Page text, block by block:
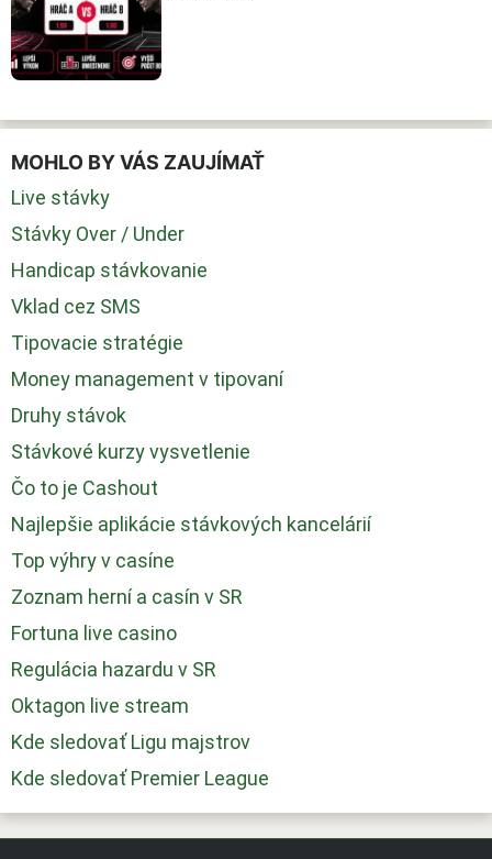
MOHLO BY VÁS ZAUJÍMAŤ
Live stávky
Stávky Over / Under
Handicap stávkovanie
Vklad cez SMS
Tipovacie stratégie
Money management v tipovaní
Druhy stávok
Stávkové kurzy vysvetlenie
Čo to je Cashout
Najlepšie aplikácie stávkových kancelárií
Top výhry v casíne
Zoznam herní a casín v SR
Fortuna live casino
Regulácia hazardu v SR
Oktagon live stream
Kde sledovať Ligu majstrov
Kde sledovať Premier League